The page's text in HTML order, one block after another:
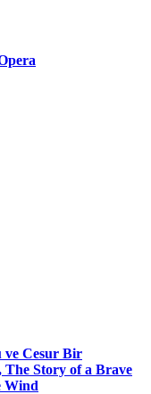
Cesur Bir
Story of a Brave
Wind